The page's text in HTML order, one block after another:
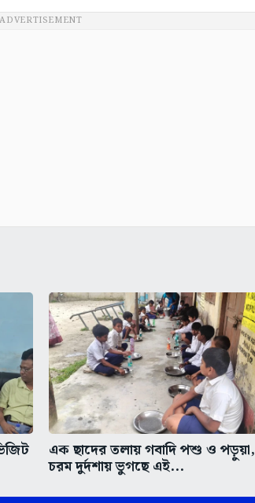
ADVERTISEMENT
এক ছাদের তলায় গবাদি পশু ও পড়ুয়া,
চরম দুর্দশায় ভুগছে এই...